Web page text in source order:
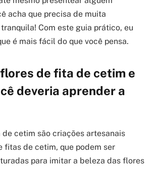
acha que precisa de muita
Com este guia prático, eu
é mais fácil do que você pensa.
de fita de cetim e
deveria aprender a
cetim são criações artesanais
fitas de cetim, que podem ser
para imitar a beleza das flores